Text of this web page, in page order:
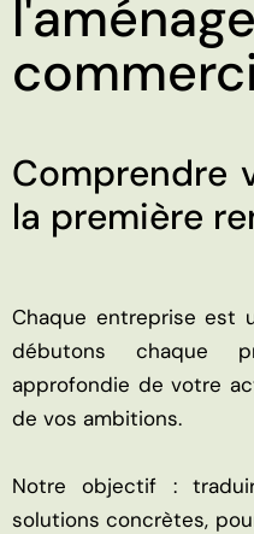
Comprendre
la première
Chaque entreprise est
débutons chaque
approfondie de votre
de vos ambitions.
Notre objectif :
solutions concrètes,